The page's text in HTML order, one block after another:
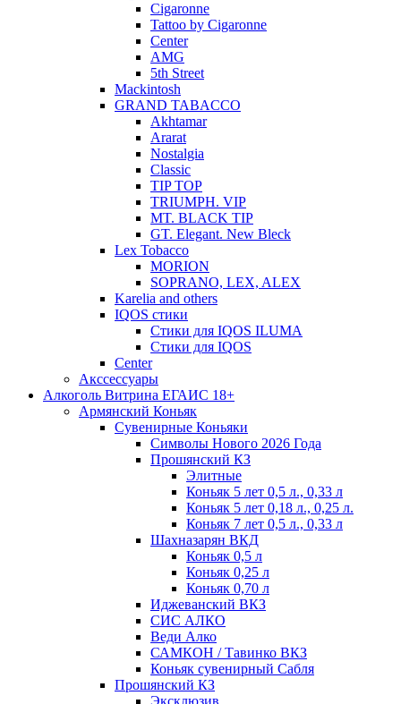
Cigaronne
Tattoo by Cigaronne
Center
AMG
5th Street
Mackintosh
GRAND TABACCO
Akhtamar
Ararat
Nostalgia
Classic
TIP TOP
TRIUMPH. VIP
MT. BLACK TIP
GT. Elegant. New Bleck
Lex Tobacco
MORION
SOPRANO, LEX, ALEX
Karelia and others
IQOS стики
Стики для IQOS ILUMA
Стики для IQOS
Сenter
Акссессуары
Алкоголь Витрина ЕГАИС 18+
Армянский Коньяк
Сувенирные Коньяки
Символы Нового 2026 Года
Прошянский КЗ
Элитные
Коньяк 5 лет 0,5 л., 0,33 л
Коньяк 5 лет 0,18 л., 0,25 л.
Коньяк 7 лет 0,5 л., 0,33 л
Шахназарян ВКД
Коньяк 0,5 л
Коньяк 0,25 л
Коньяк 0,70 л
Иджеванский ВКЗ
СИС АЛКО
Веди Алко
САМКОН / Тавинко ВКЗ
Коньяк сувенирный Сабля
Прошянский КЗ
Эксклюзив